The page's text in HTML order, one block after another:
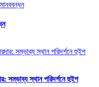
সম্ভাব্য স্থান পরিদর্শনে হুইপ